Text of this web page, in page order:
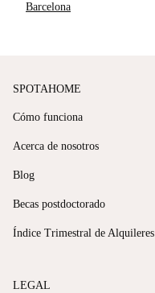
Barcelona
SPOTAHOME
Cómo funciona
Acerca de nosotros
Blog
Becas postdoctorado
Índice Trimestral de Alquileres
LEGAL